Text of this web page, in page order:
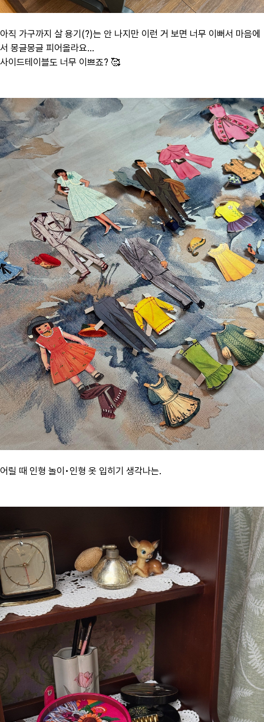
아직 가구까지 살 용기(?)는 안 나지만 이런 거 보면 너무 이뻐서 마음에
서 몽글몽글 피어올라요...
사이드테이블도 너무 이쁘죠? 🥰
어릴 때 인형 놀이•인형 옷 입히기 생각나는.